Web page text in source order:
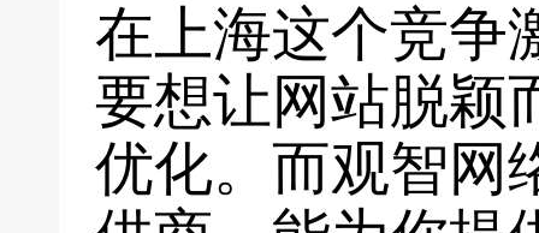
在上海这个竞争
要想让网站脱颖
优化。而观智网